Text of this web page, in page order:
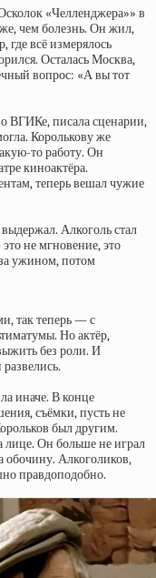
«Челленджера»» в
чем болезнь. Он жил,
где всё измерялось
Осталась Москва,
вопрос: «А вы тот
ВГИКе, писала сценарии,
Королькову же
то работу. Он
киноактёра.
теперь вешал чужие
Алкоголь стал
не мгновение, это
ужином, потом
так теперь — с
Но актёр,
без роли. И
иначе. В конце
съёмки, пусть не
был другим.
лице. Он больше не играл
обочину. Алкоголиков,
правдоподобно.